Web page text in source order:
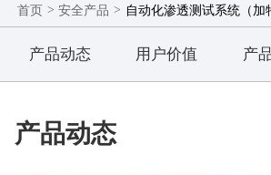
习中取得辉煌战绩。
首页 > 安全产品 > 自动化渗透测试系统（加
产品动态 用户价值 产
产品动态